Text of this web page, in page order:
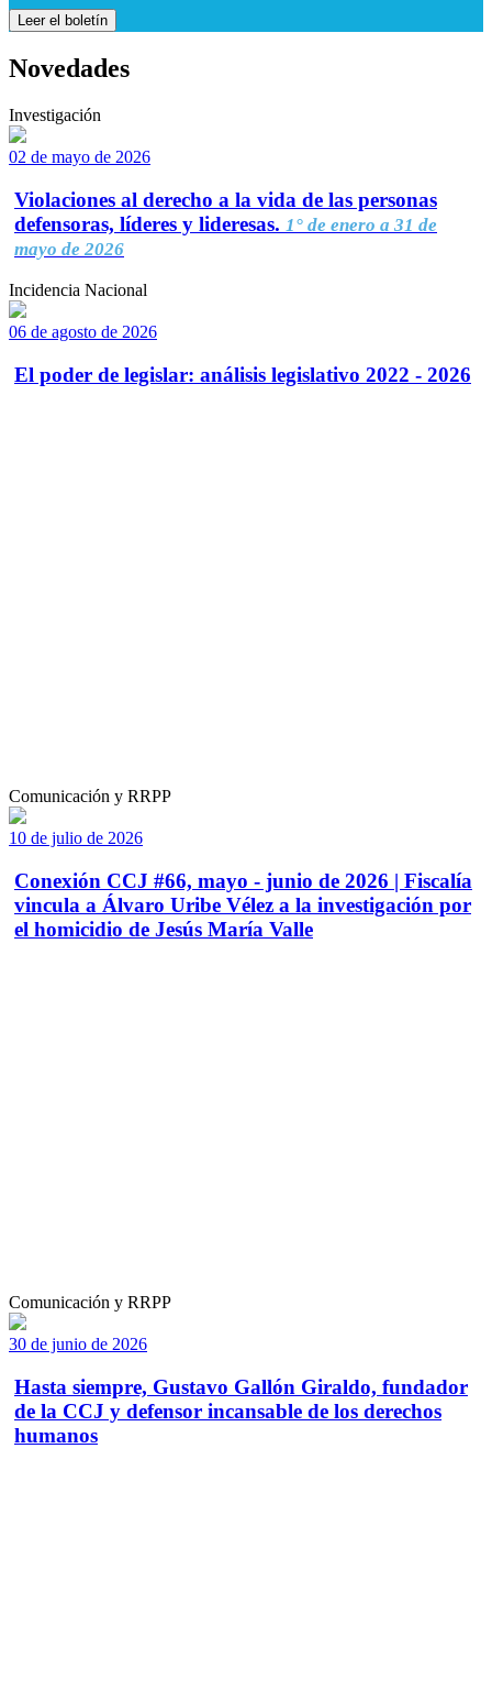
Leer el boletín
Novedades
Investigación
02 de mayo de 2026
Violaciones al derecho a la vida de las personas
defensoras, líderes y lideresas. 1° de enero a 31 de
mayo de 2026
Incidencia Nacional
06 de agosto de 2026
El poder de legislar: análisis legislativo 2022 - 2026
Comunicación y RRPP
10 de julio de 2026
Conexión CCJ #66, mayo - junio de 2026 | Fiscalía
vincula a Álvaro Uribe Vélez a la investigación por
el homicidio de Jesús María Valle
Comunicación y RRPP
30 de junio de 2026
Hasta siempre, Gustavo Gallón Giraldo, fundador
de la CCJ y defensor incansable de los derechos
humanos